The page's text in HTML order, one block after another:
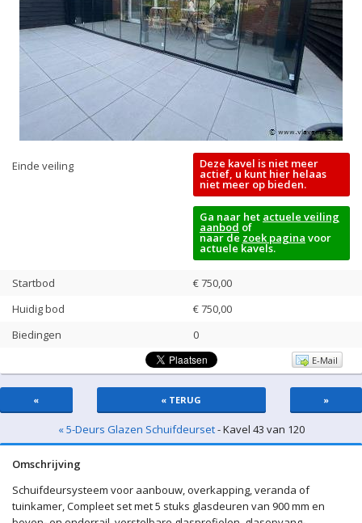
Einde veiling Deze kavel is niet meer
actief, u kunt hier helaas
niet meer op bieden.
Ga naar het actuele veiling
aanbod of
naar de zoek pagina voor
actuele kavels.
Startbod
€ 750,00
Huidig bod
€750,00
Biedingen
0
E-Mail
« « TERUG »
« 5-Deurs Glazen Schuifdeurset- Kavel 43 van 120
Omschrijving
Schuifdeursysteem voor aanbouw, overkapping, veranda of
tuinkamer, Compleet set met 5 stuks glasdeuren van 900 mm en